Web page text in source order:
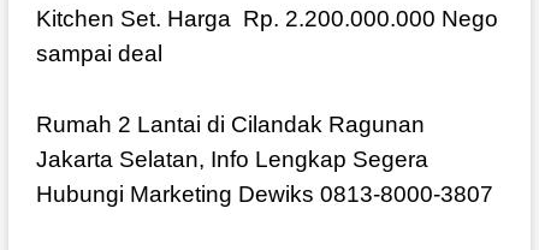
Kitchen Set. Harga Rp. 2.200.000.000 Nego
sampai deal
Rumah 2 Lantai di Cilandak Ragunan
Jakarta Selatan, Info Lengkap Segera
Hubungi Marketing Dewiks 0813-8000-3807